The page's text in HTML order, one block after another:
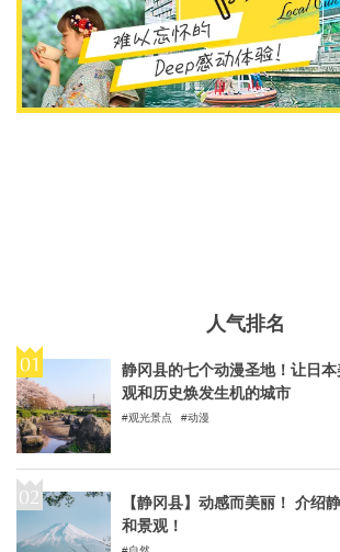
人气排名
静冈县的七个动漫圣地！让日
观和历史焕发生机的城市
观光景点 动漫
【静冈县】动感而美丽！ 介绍
和景观！